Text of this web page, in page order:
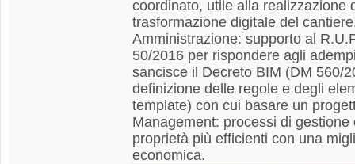
coordinato, utile alla realizzazione
trasformazione digitale del
Amministrazione: supporto al
50/2016 per rispondere agli
sancisce il Decreto BIM (DM 560/
definizione delle regole e degli
template) con cui basare un
Management: processi di
proprietà più efficienti con una
economica.